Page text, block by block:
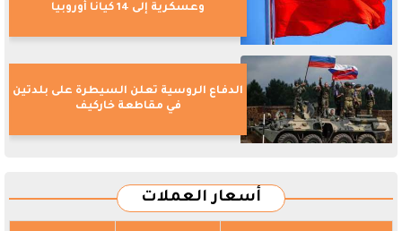
وعسكرية إلى 14 كيانا أوروبيا
الدفاع الروسية تعلن السيطرة على بلدتين
في مقاطعة خاركيف
أسعار العملات